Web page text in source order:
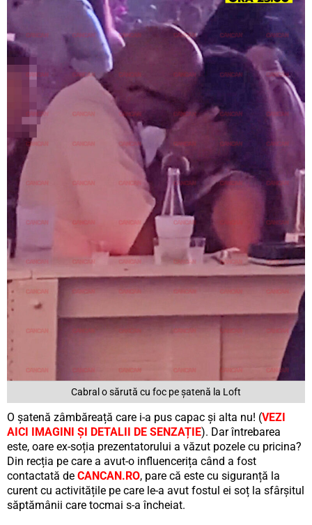
Cabral o sărută cu foc pe șatenă la Loft
O șatenă zâmbăreață care i-a pus capac și alta nu! (VEZI
AICI IMAGINI ȘI DETALII DE SENZAȚIE). Dar întrebarea
este, oare ex-soția prezentatorului a văzut pozele cu pricina?
Din recția pe care a avut-o influencerița când a fost
contactată de CANCAN.RO, pare că este cu siguranță la
curent cu activitățile pe care le-a avut fostul ei soț la sfârșitul
săptămânii care tocmai s-a încheiat.